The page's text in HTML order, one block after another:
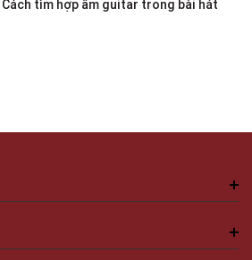
Cách tìm hợp âm guitar trong bài hát